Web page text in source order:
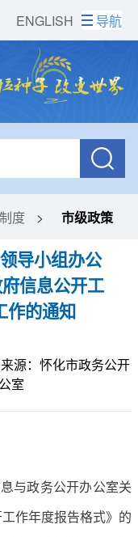
ENGLISH 导航
度 > 市级政策
导小组办公
信息公开工
作的通知
源：怀化市政务公开
室
与政务公开办公室关
作年度报告格式》的